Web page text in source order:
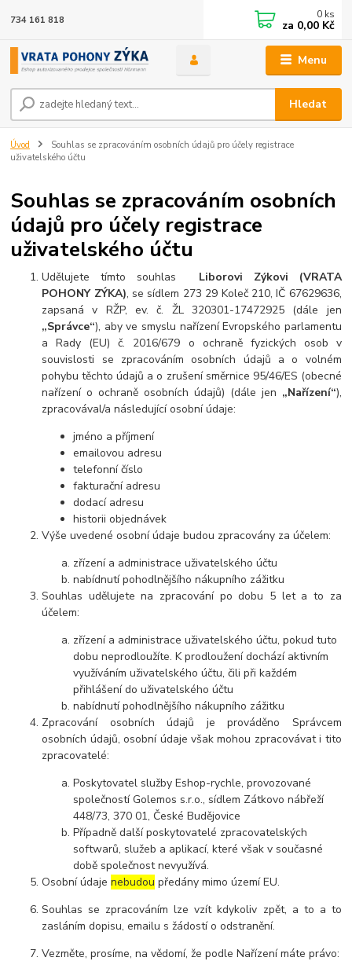
Menu
Hledat
734 161 818 0 ks
za 0,00 Kč
Úvod
Souhlas se zpracováním osobních údajů pro účely registrace
uživatelského účtu
Souhlas se zpracováním osobních
údajů pro účely registrace
uživatelského účtu
Udělujete tímto souhlas Liborovi Zýkovi (VRATA
POHONY ZÝKA), se sídlem 273 29 Koleč 210, IČ 67629636,
zapsaná v RŽP, ev. č. ŽL 320301-17472925 (dále jen
„Správce“), aby ve smyslu nařízení Evropského parlamentu
a Rady (EU) č. 2016/679 o ochraně fyzických osob v
souvislosti se zpracováním osobních údajů a o volném
pohybu těchto údajů a o zrušení směrnice 95/46/ES (obecné
nařízení o ochraně osobních údajů) (dále jen „Nařízení“),
zpracovával/a následující osobní údaje:
jméno a příjmení
emailovou adresu
telefonní číslo
fakturační adresu
dodací adresu
historii objednávek
Výše uvedené osobní údaje budou zpracovány za účelem:
zřízení a administrace uživatelského účtu
nabídnutí pohodlnějšího nákupního zážitku
Souhlas udělujete na zpracování po dobu 5 leta to za
účelem:
zřízení a administrace uživatelského účtu, pokud tuto
dobu neprodloužíte. K prodloužení dochází aktivním
využíváním uživatelského účtu, čili při každém
přihlášení do uživatelského účtu
nabídnutí pohodlnějšího nákupního zážitku
Zpracování osobních údajů je prováděno Správcem
osobních údajů, osobní údaje však mohou zpracovávat i tito
zpracovatelé:
Poskytovatel služby Eshop-rychle, provozované
společností Golemos s.r.o., sídlem Zátkovo nábřeží
448/73, 370 01, České Budějovice
Případně další poskytovatelé zpracovatelských
softwarů, služeb a aplikací, které však v současné
době společnost nevyužívá.
Osobní údajenebudou předány mimo území EU.
Souhlas se zpracováním lze vzít kdykoliv zpět, a to a to
zasláním dopisu, emailu s žádostí o odstranění.
Vezměte, prosíme, na vědomí, že podle Nařízení máte právo: